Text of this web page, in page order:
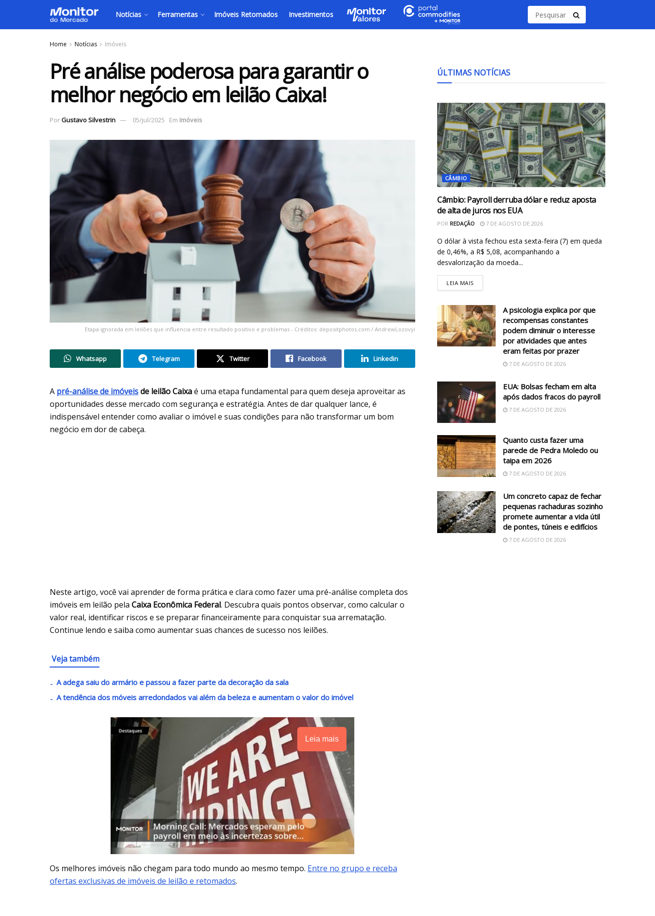
Notícias Ferramentas Imóveis Retomados Investimentos
Home Notícias Imóveis
Pré análise poderosa para garantir o
melhor negócio em leilão Caixa!
PorGustavo Silvestrin 05/jul/2025 Em Imóveis
Etapa ignorada em leilões que influencia entre resultado positivo e problemas - Créditos: depositphotos.com / AndrewLozovyi
Whatsapp Telegram Twitter Facebook Linkedin
A pré-análise de imóveisde leilão Caixaé uma etapa fundamental para quem deseja aproveitar as
oportunidades desse mercado com segurança e estratégia. Antes de dar qualquer lance, é
indispensável entender como avaliar o imóvel e suas condições para não transformar um bom
negócio em dor de cabeça.
Neste artigo, você vai aprender de forma prática e clara como fazer uma pré-análise completa dos
imóveis em leilão pela Caixa Econômica Federal. Descubra quais pontos observar, como calcular o
valor real, identificar riscos e se preparar financeiramente para conquistar sua arrematação.
Continue lendo e saiba como aumentar suas chances de sucesso nos leilões.
Veja também
A adega saiu do armário e passou a fazer parte da decoração da sala
A tendência dos móveis arredondados vai além da beleza e aumentam o valor do imóvel
Leia mais
Os melhores imóveis não chegam para todo mundo ao mesmo tempo. Entre no grupo e receba
ofertas exclusivas de imóveis de leilão e retomados.
ÚLTIMAS NOTÍCIAS
CÂMBIO
Câmbio: Payroll derruba dólar e reduz aposta
de alta de juros nos EUA
POR REDAÇÃO 7 DE AGOSTO DE 2026
O dólar à vista fechou esta sexta-feira (7) em queda
de 0,46%, a R$ 5,08, acompanhando a
desvalorização da moeda...
LEIA MAIS
A psicologia explica por que
recompensas constantes
podem diminuir o interesse
por atividades que antes
eram feitas por prazer
7 DE AGOSTO DE 2026
EUA: Bolsas fecham em alta
após dados fracos do payroll
7 DE AGOSTO DE 2026
Quanto custa fazer uma
parede de Pedra Moledo ou
taipa em 2026
7 DE AGOSTO DE 2026
Um concreto capaz de fechar
pequenas rachaduras sozinho
promete aumentar a vida útil
de pontes, túneis e edifícios
7 DE AGOSTO DE 2026